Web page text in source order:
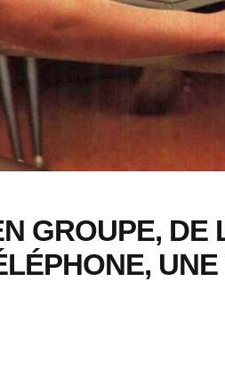
GROUPE, DE